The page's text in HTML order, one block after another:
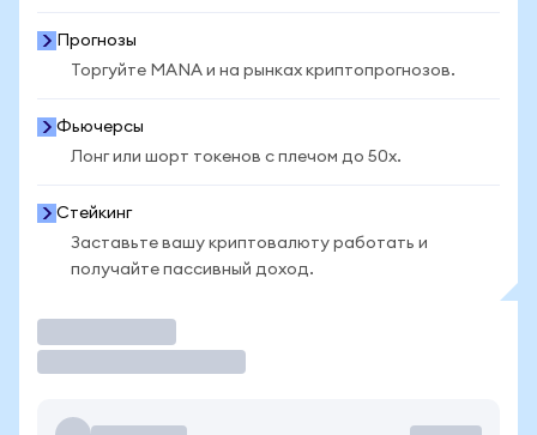
Прогнозы
Торгуйте MANA и на рынках криптопрогнозов.
Фьючерсы
Лонг или шорт токенов с плечом до 50x.
Стейкинг
Заставьте вашу криптовалюту работать и
получайте пассивный доход.